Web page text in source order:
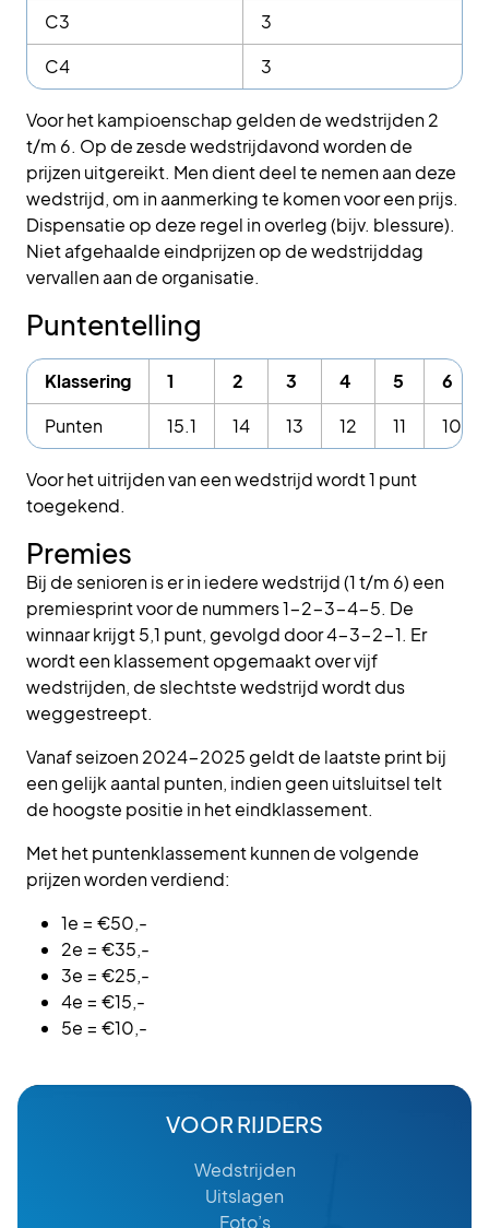
C3
3
C4
3
Voor het kampioenschap gelden de wedstrijden 2
t/m 6. Op de zesde wedstrijdavond worden de
prijzen uitgereikt. Men dient deel te nemen aan deze
wedstrijd, om in aanmerking te komen voor een prijs.
Dispensatie op deze regel in overleg (bijv. blessure).
Niet afgehaalde eindprijzen op de wedstrijddag
vervallen aan de organisatie.
Puntentelling
Klassering 1 2 3 4 5
6
Punten
15.1 14 13 12 11 10
Voor het uitrijden van een wedstrijd wordt 1 punt
toegekend.
Premies
Bij de senioren is er in iedere wedstrijd (1 t/m 6) een
premiesprint voor de nummers 1-2-3-4-5. De
winnaar krijgt 5,1 punt, gevolgd door 4-3-2-1. Er
wordt een klassement opgemaakt over vijf
wedstrijden, de slechtste wedstrijd wordt dus
weggestreept.
Vanaf seizoen 2024-2025 geldt de laatste print bij
een gelijk aantal punten, indien geen uitsluitsel telt
de hoogste positie in het eindklassement.
Met het puntenklassement kunnen de volgende
prijzen worden verdiend:
1e = €50,-
2e = €35,-
3e = €25,-
4e = €15,-
5e = €10,-
VOOR RIJDERS
Wedstrijden
Uitslagen
Foto’s